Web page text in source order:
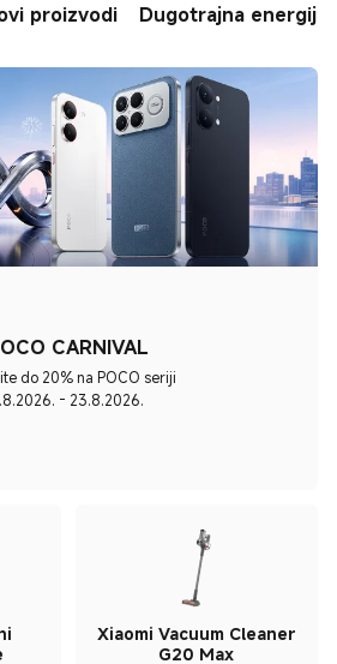
proizvodi Dugotrajna energija
CARNIVAL
do 20% na POCO seriji
- 23.8.2026.
Xiaomi Vacuum Cleaner
G20 Max